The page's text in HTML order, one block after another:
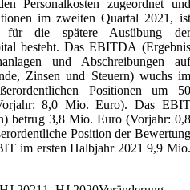
Personalkosten zugeordnet und
im zweiten Quartal 2021, ist
für die spätere Ausübung der
besteht. Das EBITDA (Ergebnis
und Abschreibungen auf
Zinsen und Steuern) wuchs im
Positionen um 50
8,0 Mio. Euro). Das EBIT
betrug 3,8 Mio. Euro (Vorjahr: 0,8
Position der Bewertung
im ersten Halbjahr 2021 9,9 Mio.